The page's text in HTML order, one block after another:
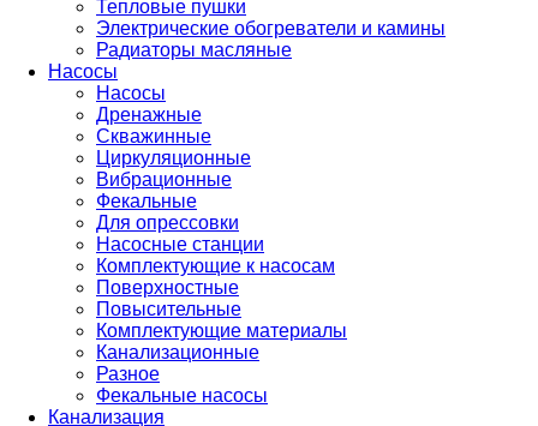
Тепловые пушки
Электрические обогреватели и камины
Радиаторы масляные
Насосы
Насосы
Дренажные
Скважинные
Циркуляционные
Вибрационные
Фекальные
Для опрессовки
Насосные станции
Комплектующие к насосам
Поверхностные
Повысительные
Комплектующие материалы
Канализационные
Разное
Фекальные насосы
Канализация